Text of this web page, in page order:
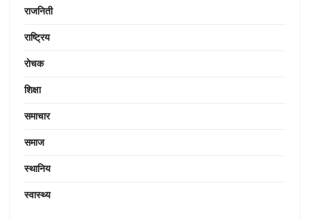
राजनिती
राष्ट्रिय
राेचक
शिक्षा
समाचार
समाज
स्थानिय
स्वास्थ्य